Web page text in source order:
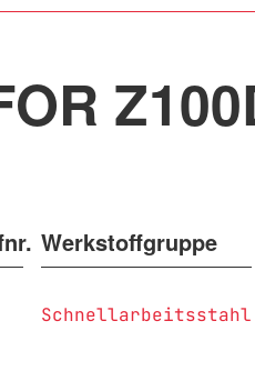
Werkstoffgruppe
Schnellarbeitsstahl